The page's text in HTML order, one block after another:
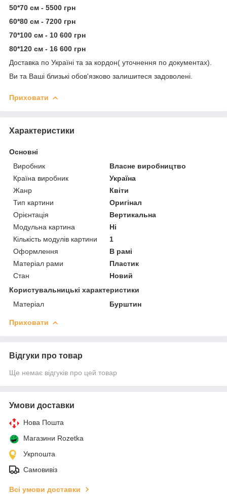
50*70 см - 5500 грн
60*80 см - 7200 грн
70*100 см - 10 600 грн
80*120 см - 16 600 грн
Доставка по Україні та за кордон( уточнення по документах).
Ви та Ваші близькі обов'язково залишитеся задоволені.
Приховати
Характеристики
Основні
Виробник
Власне виробництво
Країна виробник
Україна
Жанр
Квіти
Тип картини
Оригінал
Орієнтація
Вертикальна
Модульна картина
Ні
Кількість модулів картини
1
Оформлення
В рамі
Матеріал рами
Пластик
Стан
Новий
Користувальницькі характеристики
Матеріал
Бурштин
Приховати
Відгуки про товар
Ще немає відгуків про цей товар
Умови доставки
Нова Пошта
Магазини Rozetka
Укрпошта
Самовивіз
Всі умови доставки